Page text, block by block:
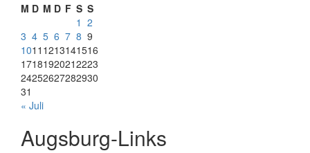
M D M D F S S
1 2
3 4 5 6 7 8 9
1011 1213141516
17181920212223
24252627282930
31
« Juli
Augsburg-Links